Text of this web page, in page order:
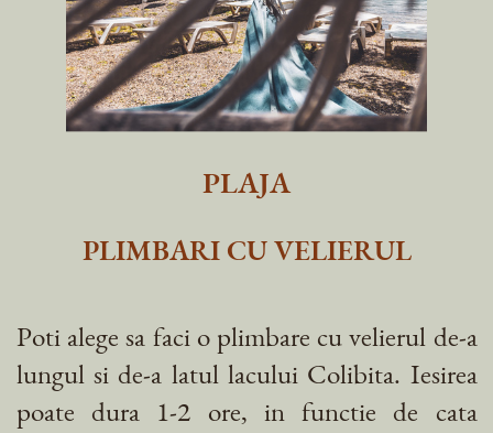
PLAJA
PLIMBARI CU VELIERUL
Poti alege sa faci o plimbare cu velierul de-a
lungul si de-a latul lacului Colibita. Iesirea
poate dura 1-2 ore, in functie de cata